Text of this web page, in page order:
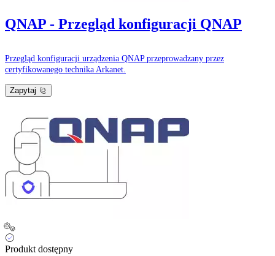
QNAP - Przegląd konfiguracji QNAP
Przegląd konfiguracji urządzenia QNAP przeprowadzany przez
certyfikowanego technika Arkanet.
Zapytaj
Produkt dostępny